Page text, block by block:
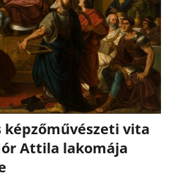
képzőművészeti vita
Attila lakomája